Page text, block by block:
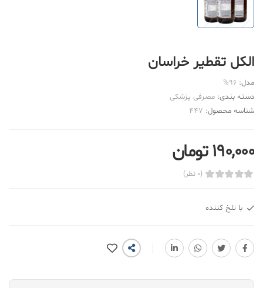
الکل تقطیر خراسان
مدل: 96%
دسته بندی: مصرفی پزشکی
شناسه محصول: 447
190,000 تومان
(0 نظر)
با تلخ کننده